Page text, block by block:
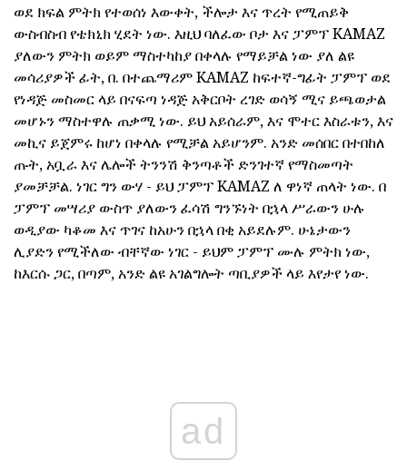
ወደ ክፍል ምትክ የተወሰነ እውቀት, ችሎታ እና ጥረት የሚጠይቅ
ውስብስብ የቴክኒክ ሂደት ነው. እዚህ ባለፈው ቦታ እና ፓምፕ KAMAZ
ያለውን ምትክ ወይም ማስተካከያ በቀላሉ የማይቻል ነው ያለ ልዩ
መሳሪያዎች ፊት, በ. በተጨማሪም KAMAZ ከፍተኛ-ግፊት ፓምፕ ወደ
የነዳጅ መስመር ላይ በናፍጣ ነዳጅ አቅርቦት ረገድ ወሳኝ ሚና ይጫወታል
መሆኑን ማስተዋሉ ጠቃሚ ነው. ይህ አይሰራም, እና ሞተር እስራቱን, እና
መኪና ይጀምሩ ከሆነ በቀላሉ የሚቻል አይሆንም. አንድ መሰበር በተበከለ
ጡት, አቧራ እና ሌሎች ትንንሽ ቅንጣቶች ድንገተኛ የማስመጣት
ያመቻቻል. ነገር ግን ውሃ - ይህ ፓምፕ KAMAZ ለ ዋነኛ ጠላት ነው. በ
ፓምፕ መሣሪያ ውስጥ ያለውን ፈሳሽ ግንኙነት በኋላ ሥራውን ሁሉ
ወዲያው ካቆመ እና ጥገና ከአሁን በኋላ በቂ አይደሉም. ሁኔታውን
ሊያድን የሚችለው ብቸኛው ነገር - ይህም ፓምፕ ሙሉ ምትክ ነው,
ከእርሱ ጋር, በጣም, አንድ ልዩ አገልግሎት ጣቢያዎች ላይ እየታየ ነው.
ad